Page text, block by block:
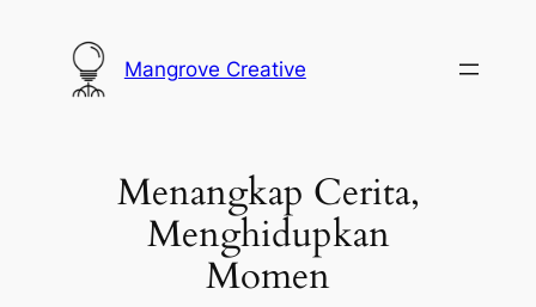
konten
Mangrove Creative
Menangkap Cerita,
Menghidupkan
Momen